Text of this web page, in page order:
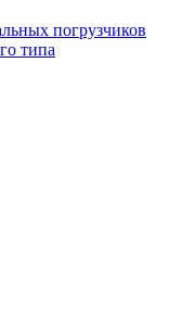
погрузчиков
типа